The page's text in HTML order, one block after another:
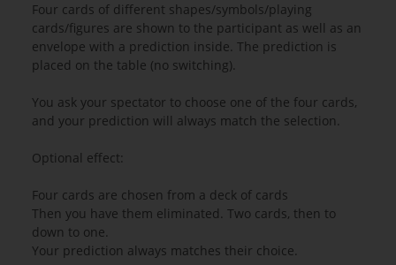
Four cards of different shapes/symbols/playing
cards/figures are shown to the participant as well as an
envelope with a prediction inside. The prediction is
placed on the table (no switching).
You ask your spectator to choose one of the four cards,
and your prediction will always match the selection.
Optional effect:
Four cards are chosen from a deck of cards
Then you have them eliminated. Two cards, then to
down to one.
Your prediction always matches their choice.